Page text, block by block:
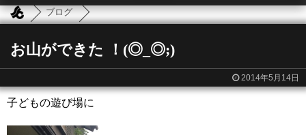
ブログ
お山ができた ！(◎_◎;)
2014年5月14日
子どもの遊び場に